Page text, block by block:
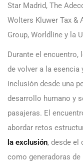
Star Madrid, The
Wolters Kluwer Tax &
Group, Worldline y la
Durante el encuentro,
de volver a la esencia
inclusión desde una
desarrollo humano y
pasajeras. El
abordar retos
la exclusión, desde el
como generadoras